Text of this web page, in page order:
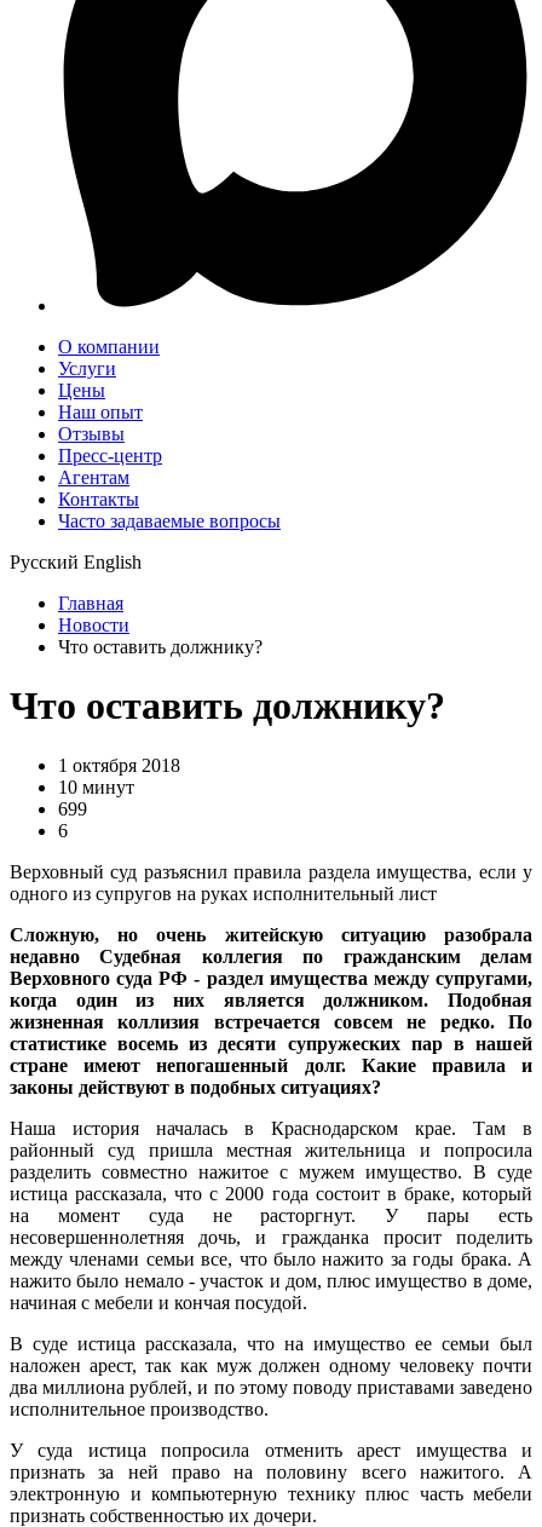
О компании
Услуги
Цены
Наш опыт
Отзывы
Пресс-центр
Агентам
Контакты
Часто задаваемые вопросы
Русский English
Главная
Новости
Что оставить должнику?
Что оставить должнику?
1 октября 2018
10 минут
699
6
Верховный суд разъяснил правила раздела имущества, если у
одного из супругов на руках исполнительный лист
Сложную, но очень житейскую ситуацию разобрала
недавно Судебная коллегия по гражданским делам
Верховного суда РФ - раздел имущества между супругами,
когда один из них является должником. Подобная
жизненная коллизия встречается совсем не редко. По
статистике восемь из десяти супружеских пар в нашей
стране имеют непогашенный долг. Какие правила и
законы действуют в подобных ситуациях?
Наша история началась в Краснодарском крае. Там в
районный суд пришла местная жительница и попросила
разделить совместно нажитое с мужем имущество. В суде
истица рассказала, что с 2000 года состоит в браке, который
на момент суда не расторгнут. У пары есть
несовершеннолетняя дочь, и гражданка просит поделить
между членами семьи все, что было нажито за годы брака. А
нажито было немало - участок и дом, плюс имущество в доме,
начиная с мебели и кончая посудой.
В суде истица рассказала, что на имущество ее семьи был
наложен арест, так как муж должен одному человеку почти
два миллиона рублей, и по этому поводу приставами заведено
исполнительное производство.
У суда истица попросила отменить арест имущества и
признать за ней право на половину всего нажитого. А
электронную и компьютерную технику плюс часть мебели
признать собственностью их дочери.